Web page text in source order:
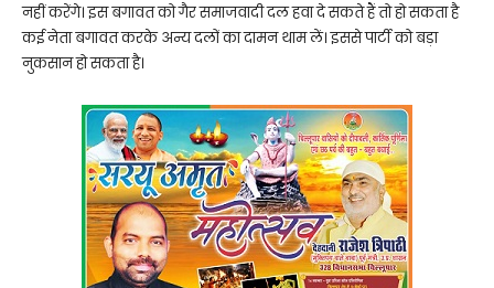
नहीं करेंगे। इस बगावत को गैर समाजवादी दल हवा दे सकते हैं तो हो सकता है
कई नेता बगावत करके अन्य दलों का दामन थाम लें। इससे पार्टी को बड़ा
नुकसान हो सकता है।